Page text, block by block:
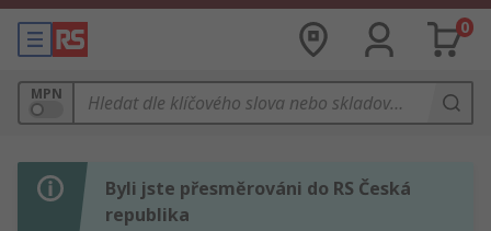
0
MPN
Byli jste přesměrováni do RS Česká
republika